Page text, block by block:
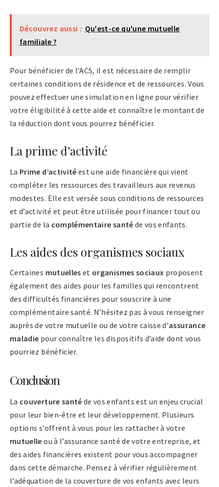
Découvrez aussi : Qu'est-ce qu'une mutuelle
familiale ?
Pour bénéficier de l’ACS, il est nécessaire de remplir
certaines conditions de résidence et de ressources. Vous
pouvez effectuer une simulation en ligne pour vérifier
votre éligibilité à cette aide et connaître le montant de
la réduction dont vous pourrez bénéficier.
La prime d’activité
La Prime d’activité est une aide financière qui vient
compléter les ressources des travailleurs aux revenus
modestes. Elle est versée sous conditions de ressources
et d’activité et peut être utilisée pour financer tout ou
partie de la complémentaire santé de vos enfants.
Les aides des organismes sociaux
Certaines mutuelles et organismes sociaux proposent
également des aides pour les familles qui rencontrent
des difficultés financières pour souscrire à une
complémentaire santé. N’hésitez pas à vous renseigner
auprès de votre mutuelle ou de votre caisse d’assurance
maladie pour connaître les dispositifs d’aide dont vous
pourriez bénéficier.
Conclusion
La couverture santé de vos enfants est un enjeu crucial
pour leur bien-être et leur développement. Plusieurs
options s’offrent à vous pour les rattacher à votre
mutuelle ou à l’assurance santé de votre entreprise, et
des aides financières existent pour vous accompagner
dans cette démarche. Pensez à vérifier régulièrement
l’adéquation de la couverture de vos enfants avec leurs